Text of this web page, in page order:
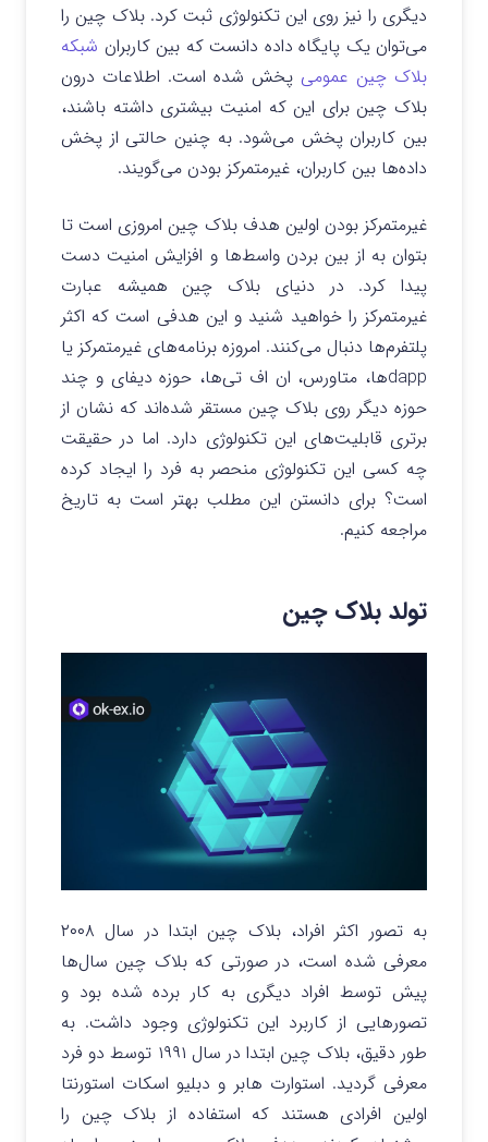
دیگری را نیز روی این تکنولوژی ثبت کرد. بلاک چین را
می‌توان یک پایگاه داده دانست که بین کاربران شبکه
بلاک چین عمومی پخش شده است. اطلاعات درون
بلاک چین برای این که امنیت بیشتری داشته باشند،
بین کاربران پخش می‌شود. به چنین حالتی از پخش
داده‌ها بین کاربران، غیرمتمرکز بودن می‌گویند.
غیرمتمرکز بودن اولین هدف بلاک چین امروزی است تا
بتوان به از بین بردن واسط‌ها و افزایش امنیت دست
پیدا کرد. در دنیای بلاک چین همیشه عبارت
غیرمتمرکز را خواهید شنید و این هدفی است که اکثر
پلتفرم‌ها دنبال می‌کنند. امروزه برنامه‌های غیرمتمرکز یا
dappها، متاورس، ان اف تی‌ها، حوزه دیفای و چند
حوزه دیگر روی بلاک چین مستقر شده‌اند که نشان از
برتری قابلیت‌های این تکنولوژی دارد. اما در حقیقت
چه کسی این تکنولوژی منحصر به فرد را ایجاد کرده
است؟ برای دانستن این مطلب بهتر است به تاریخ
مراجعه کنیم.
تولد بلاک چین
به تصور اکثر افراد، بلاک چین ابتدا در سال ۲۰۰۸
معرفی شده است، در صورتی که بلاک چین‌ سال‌ها
پیش توسط افراد دیگری به کار برده شده بود و
تصورهایی از کاربرد این تکنولوژی وجود داشت. به
طور دقیق، بلاک چین ابتدا در سال ۱۹۹۱ توسط دو فرد
معرفی گردید. استوارت هابر و دبلیو اسکات استورنتا
اولین افرادی هستند که استفاده از بلاک چین را